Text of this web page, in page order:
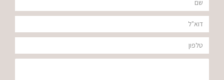
RIHAN
שם
דוא"ל
טלפון